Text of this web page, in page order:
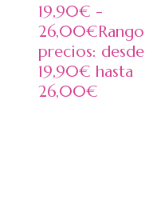
19,90€ -
26,00€
precios: desde
19,90€ hasta
26,00€